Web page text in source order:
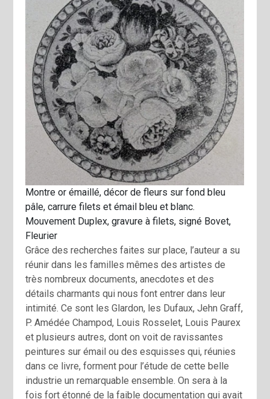
Montre or émaillé, décor de fleurs sur fond bleu
pâle, carrure filets et émail bleu et blanc.
Mouvement Duplex, gravure à filets, signé Bovet,
Fleurier
Grâce des recherches faites sur place, l’auteur a su
réunir dans les familles mêmes des artistes de
très nombreux documents, anecdotes et des
détails charmants qui nous font entrer dans leur
intimité. Ce sont les Glardon, les Dufaux, Jehn Graff,
P. Amédée Champod, Louis Rosselet, Louis Paurex
et plusieurs autres, dont on voit de ravissantes
peintures sur émail ou des esquisses qui, réunies
dans ce livre, forment pour l’étude de cette belle
industrie un remarquable ensemble. On sera à la
fois fort étonné de la faible documentation qui avait